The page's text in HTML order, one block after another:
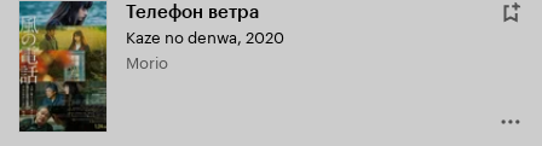
Телефон ветра
Kaze no denwa, 2020
Morio